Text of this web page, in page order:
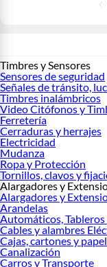
Timbres y Sensores
Sensores de seguridad
Señales de tránsito,
Timbres inalámbricos
Video Citófonos y
Ferretería
Cerraduras y herrajes
Electricidad
Mudanza
Ropa y Protección
Tornillos, clavos y
Alargadores y
Alargadores y
Arandelas
Automáticos,
Cables y alambres
Cajas, cartones y
Canalización
Carros y Transporte